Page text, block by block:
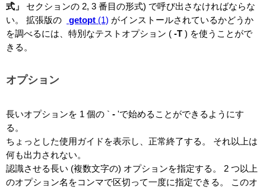
式」
セクションの 2, 3 番目の形式) で呼び出さなければならな
い。 拡張版の
getopt (1) がインストールされているかどうか
を調べるには、特別なテストオプション ( -T ) を使うことがで
きる。
オプション
長いオプションを 1 個の ` - 'で始めることができるようにす
る。
ちょっとした使用ガイドを表示し、正常終了する。 それ以上は
何も出力されない。
認識させる長い (複数文字の) オプションを指定する。 2 つ以上
のオプション名をコンマで区切って一度に指定できる。 このオ